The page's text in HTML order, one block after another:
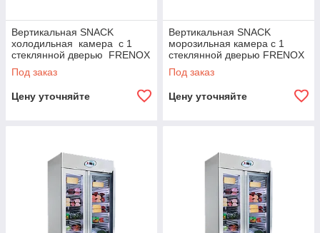
Вертикальная SNACK
холодильная камера с 1
стеклянной дверью FRENOX
Под заказ
Цену уточняйте
Вертикальная SNACK
морозильная камера с 1
стеклянной дверью FRENOX
Под заказ
Цену уточняйте